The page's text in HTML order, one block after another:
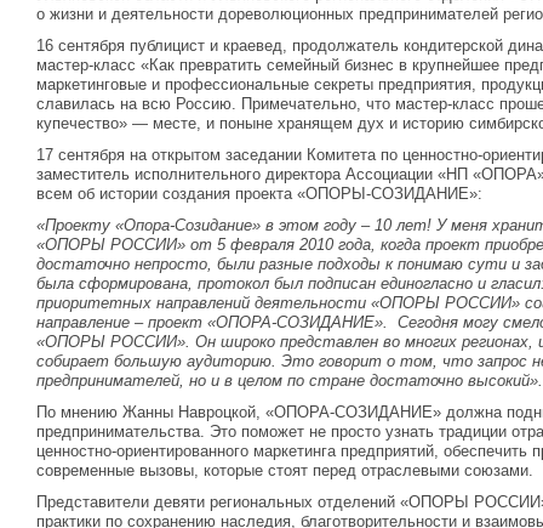
о жизни и деятельности дореволюционных предпринимателей
16 сентября публицист и краевед, продолжатель кондитерской
мастер-класс «Как превратить семейный бизнес в крупнейшее
маркетинговые и профессиональные секреты предприятия,
славилась на всю Россию. Примечательно, что мастер-класс
купечество» — месте, и поныне хранящем дух и историю
17 сентября на открытом заседании Комитета по ценностно-
заместитель исполнительного директора Ассоциации «НП
всем об истории создания проекта «ОПОРЫ-СОЗИДАНИЕ»:
«Проекту «Опора-Созидание» в этом году – 10 лет! У меня
«ОПОРЫ РОССИИ» от 5 февраля 2010 года, когда проект
достаточно непросто, были разные подходы к понимаю сути и
была сформирована, протокол был подписан единогласно и
приоритетных направлений деятельности «ОПОРЫ РОССИИ»
направление – проект «ОПОРА-СОЗИДАНИЕ». Сегодня могу
«ОПОРЫ РОССИИ». Он широко представлен во многих регионах,
собирает большую аудиторию. Это говорит о том, что запрос
предпринимателей, но и в целом по стране достаточно высокий».
По мнению Жанны Навроцкой, «ОПОРА-СОЗИДАНИЕ» должна
предпринимательства. Это поможет не просто узнать традиции
ценностно-ориентированного маркетинга предприятий, обеспечить
современные вызовы, которые стоят перед отраслевыми союзами.
Представители девяти региональных отделений «ОПОРЫ
практики по сохранению наследия, благотворительности и